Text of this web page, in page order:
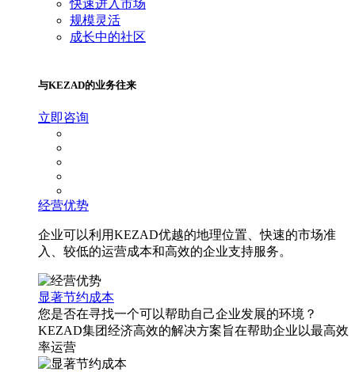
快速进入市场
规模灵活
成长中的社区
与KEZAD的业务往来
立即咨询
经营优势
企业可以利用KEZAD优越的地理位置、快速的市场准
入、较低的运营成本和高效的企业支持服务。
显著节约成本
您是否在寻找一个可以帮助自己企业发展的环境？
KEZAD集团经济高效的解决方案旨在帮助企业以最高效
率运营